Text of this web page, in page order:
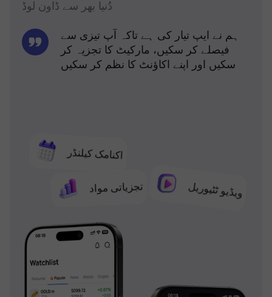
دُنیا بھر سے ڈاون لوڈ
اکنامک کیلنڈر
تجزیاتی مواد ویڈیو ٹٹیوریل
ہم نے ایپ تیار کی ہے تاکہ آپ تیزی سے
فیصلے کر سکیں، مارکیٹ کا تجزیہ کر
سکیں اور اپنے اکاؤنٹ کا نظم کر سکیں